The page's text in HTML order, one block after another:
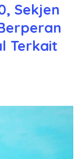
Sekjen
Terkait